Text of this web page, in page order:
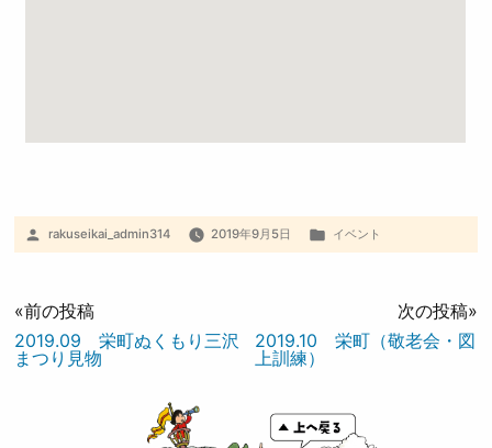
rakuseikai_admin314 2019年9月5日 イベント
«前の投稿
2019.09 栄町ぬくもり三沢
まつり見物
次の投稿»
2019.10 栄町（敬老会・図
上訓練）